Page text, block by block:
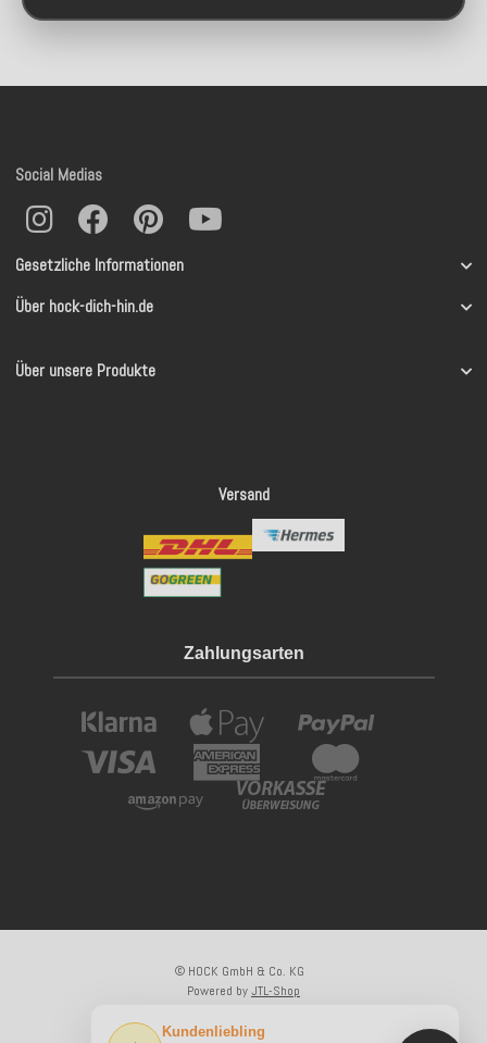
Gesetzliche Informationen
Über hock-dich-hin.de
Über unsere Produkte
Social Medias
Versand
Zahlungsarten
© HOCK GmbH & Co. KG
Powered byJTL-Shop
Kundenliebling ×